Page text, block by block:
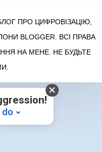
ПРО ЦИФРОВІЗАЦІЮ,
BLOGGER . ВСІ ПРАВА
НА МЕНЕ. НЕ БУДЬТЕ
do